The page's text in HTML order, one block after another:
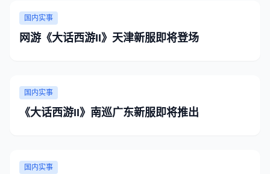
国内实事
网游《大话西游II》天津新服即将登场
国内实事
《大话西游II》南巡广东新服即将推出
国内实事